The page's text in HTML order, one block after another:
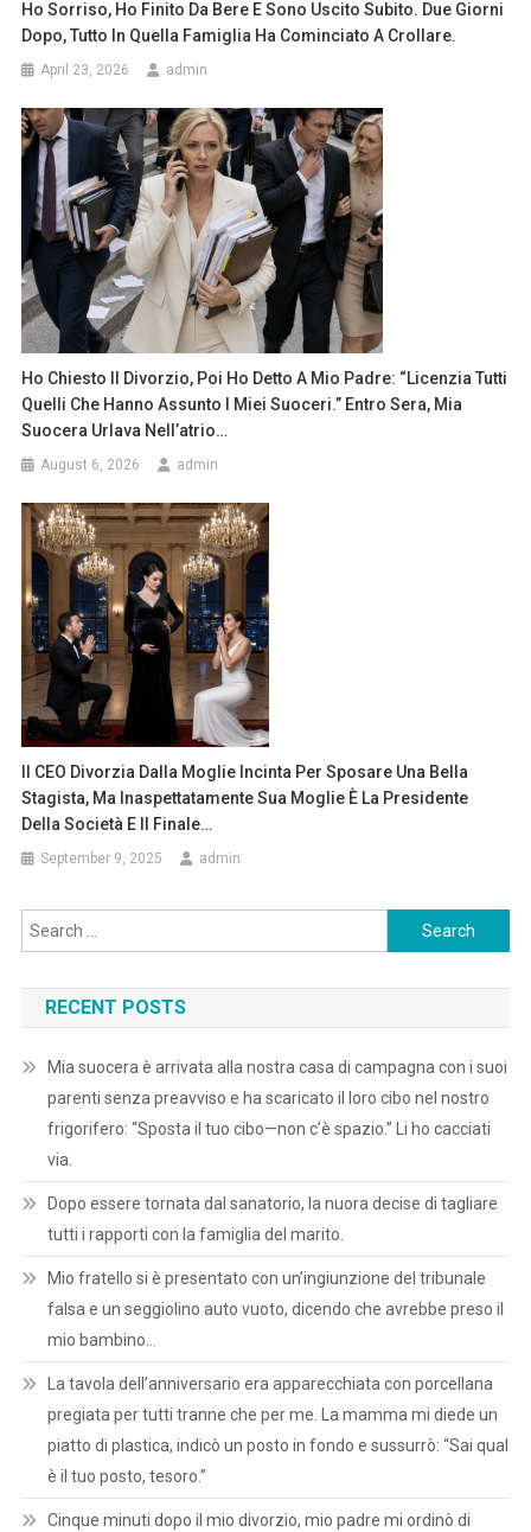
Ho Sorriso, Ho Finito Da Bere E Sono Uscito Subito. Due Giorni
Dopo, Tutto In Quella Famiglia Ha Cominciato A Crollare.
April 23, 2026 admin
Ho Chiesto Il Divorzio, Poi Ho Detto A Mio Padre: “Licenzia Tutti
Quelli Che Hanno Assunto I Miei Suoceri.” Entro Sera, Mia
Suocera Urlava Nell’atrio…
August 6, 2026 admin
Il CEO Divorzia Dalla Moglie Incinta Per Sposare Una Bella
Stagista, Ma Inaspettatamente Sua Moglie È La Presidente
Della Società E Il Finale…
September 9, 2025 admin
Search
for:
RECENT POSTS
Mia suocera è arrivata alla nostra casa di campagna con i suoi
parenti senza preavviso e ha scaricato il loro cibo nel nostro
frigorifero: “Sposta il tuo cibo—non c’è spazio.” Li ho cacciati
via.
Dopo essere tornata dal sanatorio, la nuora decise di tagliare
tutti i rapporti con la famiglia del marito.
Mio fratello si è presentato con un’ingiunzione del tribunale
falsa e un seggiolino auto vuoto, dicendo che avrebbe preso il
mio bambino…
La tavola dell’anniversario era apparecchiata con porcellana
pregiata per tutti tranne che per me. La mamma mi diede un
piatto di plastica, indicò un posto in fondo e sussurrò: “Sai qual
è il tuo posto, tesoro.”
Cinque minuti dopo il mio divorzio, mio padre mi ordinò di